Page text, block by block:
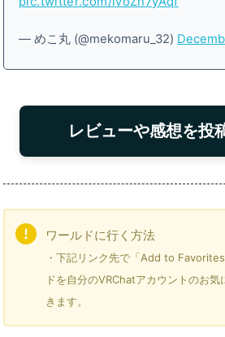
— めこ丸 (@mekomaru_32)
レビューや感想を投
ワールドに行く方法
・下記リンク先で「Add to
ドを自分のVRChatアカウントのお
きます。